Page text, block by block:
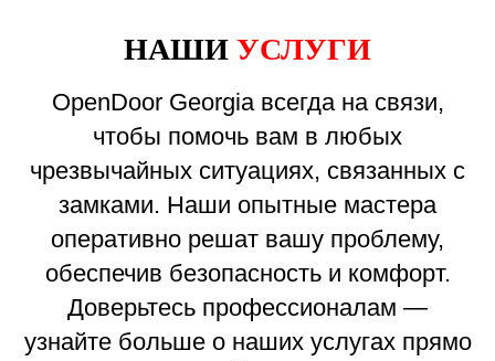
НАШИ УСЛУГИ
OpenDoor Georgia всегда на связи,
чтобы помочь вам в любых
чрезвычайных ситуациях, связанных с
замками. Наши опытные мастера
оперативно решат вашу проблему,
обеспечив безопасность и комфорт.
Доверьтесь профессионалам —
узнайте больше о наших услугах прямо